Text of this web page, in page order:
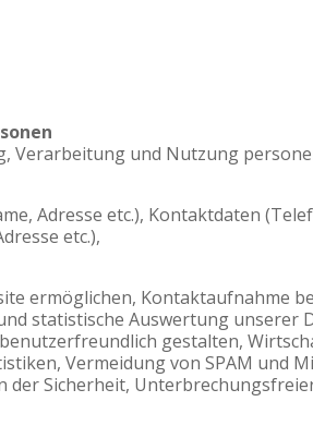
Verarbeitung und Nutzung
Adresse etc.), Kontaktdaten
etc.),
ermöglichen, Kontaktaufnahme
statistische Auswertung unserer
gestalten,
Vermeidung von SPAM und
Sicherheit,